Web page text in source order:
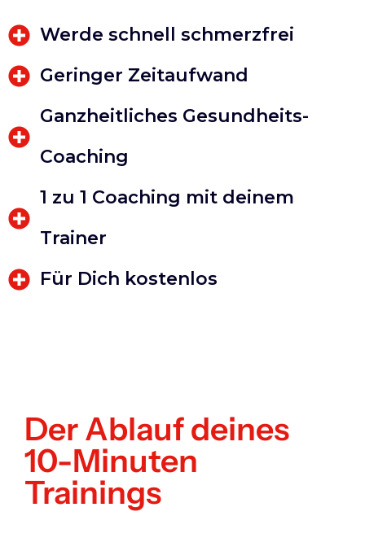
Werde schnell schmerzfrei
Geringer Zeitaufwand
Ganzheitliches Gesundheits-
Coaching
1 zu 1 Coaching mit deinem
Trainer
Für Dich kostenlos
Der Ablauf deines
10-Minuten
Trainings